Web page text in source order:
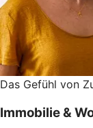
Das Gefühl von
Immobilie &